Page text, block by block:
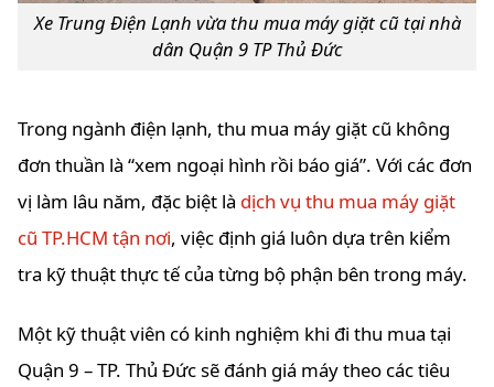
Xe Trung Điện Lạnh vừa thu mua máy giặt cũ tại nhà
dân Quận 9 TP Thủ Đức
Trong ngành điện lạnh, thu mua máy giặt cũ không
đơn thuần là “xem ngoại hình rồi báo giá”. Với các đơn
vị làm lâu năm, đặc biệt là dịch vụ thu mua máy giặt
cũ TP.HCM tận nơi, việc định giá luôn dựa trên kiểm
tra kỹ thuật thực tế của từng bộ phận bên trong máy.
Một kỹ thuật viên có kinh nghiệm khi đi thu mua tại
Quận 9 – TP. Thủ Đức sẽ đánh giá máy theo các tiêu